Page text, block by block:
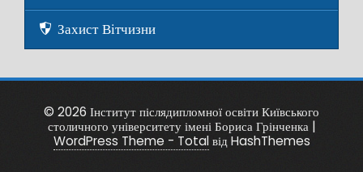
Захист Вітчизни
© 2026 Інститут післядипломної освіти Київського
столичного університету імені Бориса Грінченка |
WordPress Theme - Totalвід HashThemes